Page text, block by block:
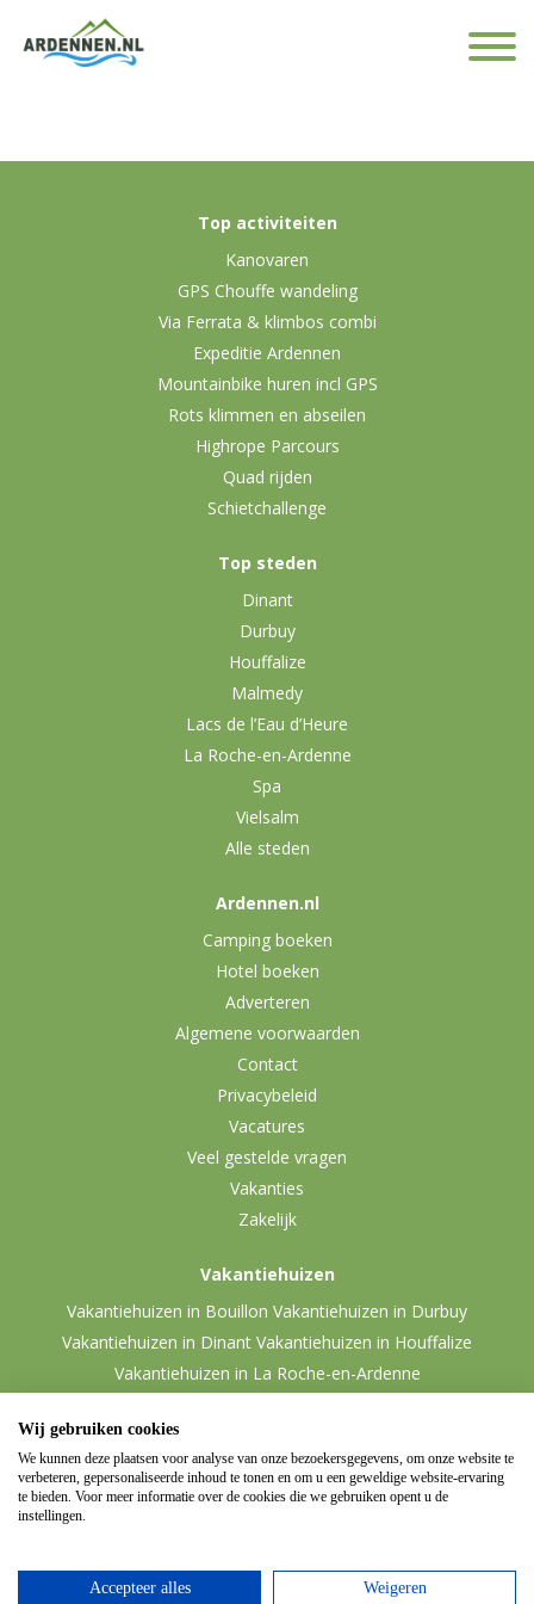
Top activiteiten
Kanovaren
GPS Chouffe wandeling
Via Ferrata & klimbos combi
Expeditie Ardennen
Mountainbike huren incl GPS
Rots klimmen en abseilen
Highrope Parcours
Quad rijden
Schietchallenge
Top steden
Dinant
Durbuy
Houffalize
Malmedy
Lacs de l’Eau d’Heure
La Roche-en-Ardenne
Spa
Vielsalm
Alle steden
Ardennen.nl
Camping boeken
Hotel boeken
Adverteren
Algemene voorwaarden
Contact
Privacybeleid
Vacatures
Veel gestelde vragen
Vakanties
Zakelijk
Vakantiehuizen
Vakantiehuizen in Bouillon Vakantiehuizen in Durbuy
Vakantiehuizen in Dinant Vakantiehuizen in Houffalize
Vakantiehuizen in La Roche-en-Ardenne
Wij gebruiken cookies
We kunnen deze plaatsen voor analyse van onze bezoekersgegevens, om onze website te
verbeteren, gepersonaliseerde inhoud te tonen en om u een geweldige website-ervaring
te bieden. Voor meer informatie over de cookies die we gebruiken opent u de
instellingen.
Accepteer alles Weigeren